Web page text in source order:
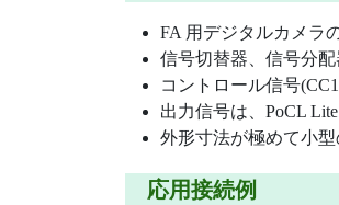
FA 用デジタルカメラ
信号切替器、信号分
コントロール信号
出力信号は、PoCL Lite
外形寸法が極めて小型
応用接続例